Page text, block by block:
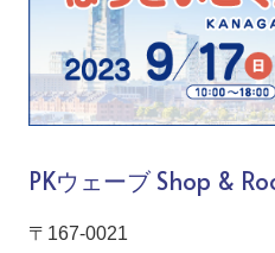
PKウェーブ Shop &
〒167-0021